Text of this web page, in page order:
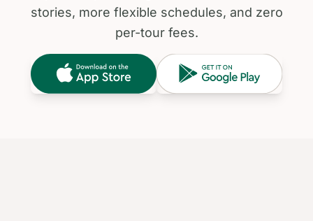
stories, more flexible schedules, and zero
per-tour fees.